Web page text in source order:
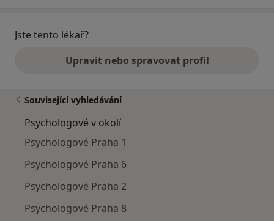
Jste tento lékař?
Upravit nebo spravovat profil
Související vyhledávání
Psychologové v okolí
Psychologové Praha 1
Psychologové Praha 6
Psychologové Praha 2
Psychologové Praha 8